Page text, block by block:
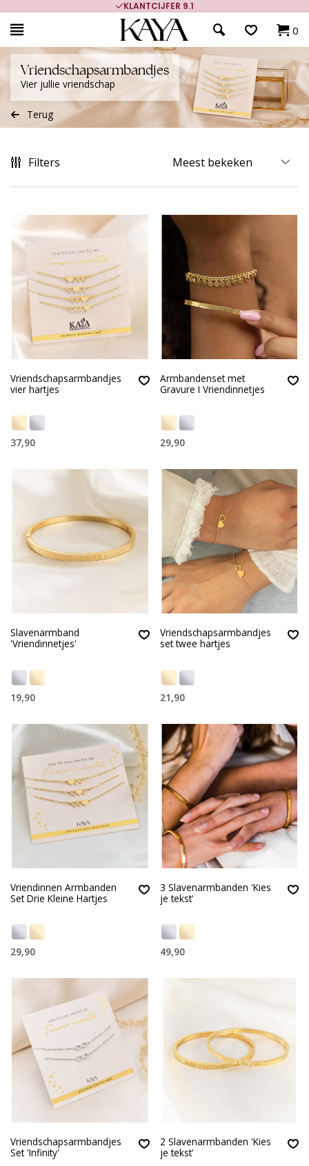
700.000+ TEVREDEN KLANTEN
0
Vriendschapsarmbandjes
Vier jullie vriendschap
Terug
Filters
Vriendschapsarmbandjes
vier hartjes
37,90
Armbandenset met
Gravure I Vriendinnetjes
29,90
Slavenarmband
'Vriendinnetjes'
19,90
Vriendschapsarmbandjes
set twee hartjes
21,90
Vriendinnen Armbanden
Set Drie Kleine Hartjes
29,90
3 Slavenarmbanden 'Kies
je tekst'
49,90
Vriendschapsarmbandjes
Set 'Infinity'
2 Slavenarmbanden 'Kies
je tekst'